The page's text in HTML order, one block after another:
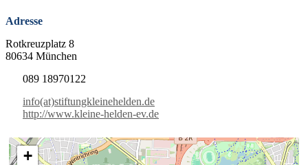
Adresse
Rotkreuzplatz 8
80634 München
089 18970122
info(at)stiftungkleinehelden.de
http://www.kleine-helden-ev.de
+